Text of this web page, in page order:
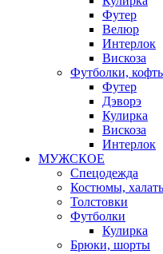
Футер
Велюр
Интерлок
Вискоза
Футболки,
Футер
Дэворэ
Кулирка
Вискоза
Интерлок
МУЖСКОЕ
Спецодежда
Костюмы,
Толстовки
Футболки
Кулирка
Брюки, шорты